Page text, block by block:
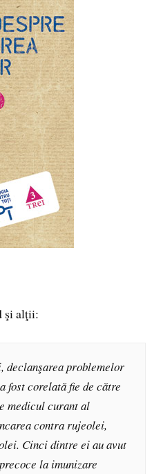
şi alţii:
declanşarea problemelor
fost corelată fie de către
medicul curant al
contra rujeo­lei,
Cinci dintre ei au avut
la imunizare